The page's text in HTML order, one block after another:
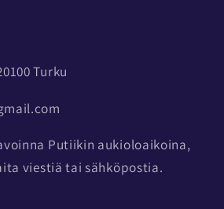
Turku
Putiikin aukioloaikoina,
viestiä tai sähköpostia.